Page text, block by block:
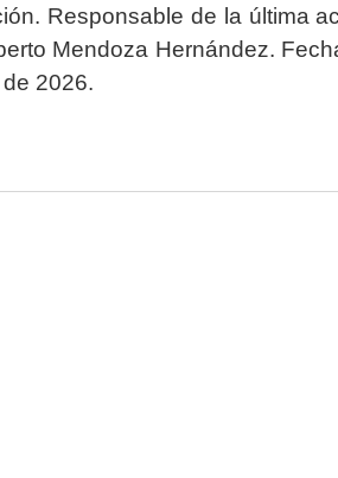
Responsable de la última
Mendoza Hernández.
2026.